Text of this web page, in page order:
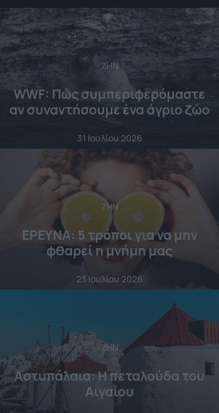
ΖΗΝ
WWF: Πώς συμπεριφερόμαστε
αν συναντήσουμε ένα άγριο ζώο
31 Ιουλίου 2026
ΖΗΝ
ΕΡΕΥΝΑ: 5 τρόποι για να μην
φθαρεί η μνήμη μας
23 Ιουλίου 2026
ΖΗΝ
Αστυπάλαια: Η πεταλούδα του
Αιγαίου